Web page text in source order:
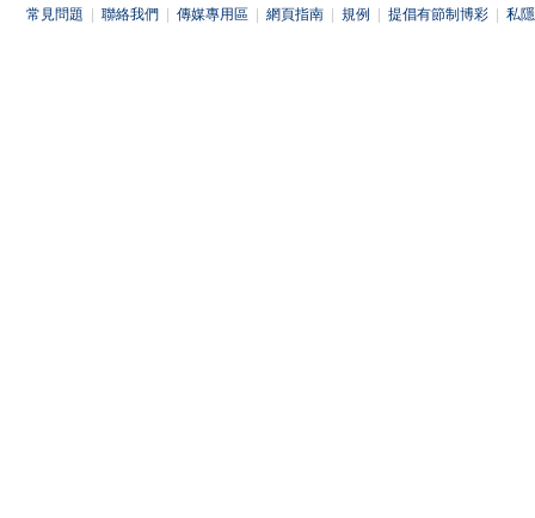
常見問題 聯絡我們 傳媒專用區 網頁指南 規例 提倡有節制博彩 私